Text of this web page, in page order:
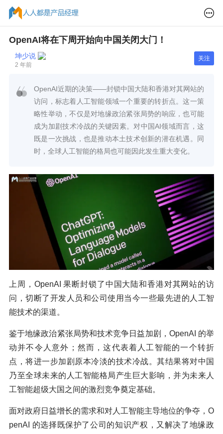
OpenAI将在下周开始向中国关闭大门！
坤少说
2 年前
关注
OpenAI近期的决策——封锁中国大陆和香港对其网站的
访问，标志着人工智能领域一个重要的转折点。这一策
略性举动，不仅是对地缘政治紧张局势的响应，也可能
成为加剧技术冷战的关键因素。对中国AI领域而言，这
既是一次挑战，也是推动本土技术创新的潜在机遇。同
时，全球人工智能的格局也可能因此发生重大变化。
上周，OpenAI 果断封锁了中国大陆和香港对其网站的访
问，切断了开发人员和公司使用当今一些最先进的人工智
能技术的渠道。
鉴于地缘政治紧张局势和技术竞争日益加剧，OpenAI 的举
动并不令人意外；然而，这代表着人工智能的一个转折
点，将进一步加剧原本冷淡的技术冷战。其结果将对中国
乃至全球未来的人工智能格局产生巨大影响，并为未来人
工智能超级大国之间的激烈竞争奠定基础。
面对政府日益增长的需求和对人工智能主导地位的争夺，O
penAI 的选择既保护了公司的知识产权，又解决了地缘政